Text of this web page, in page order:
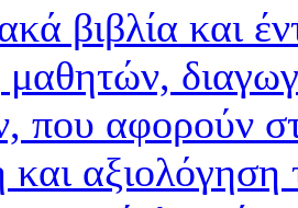
βιβλία και
που αφορούν
και